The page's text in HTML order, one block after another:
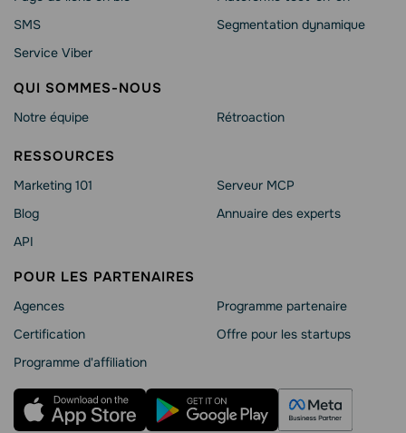
SMS
Service Viber
Segmentation dynamique
QUI SOMMES-NOUS
Notre équipe Rétroaction
RESSOURCES
Marketing 101
Blog
API
Serveur MCP
Annuaire des experts
POUR LES PARTENAIRES
Agences
Сertification
Programme d'affiliation
Programme partenaire
Offre pour les startups